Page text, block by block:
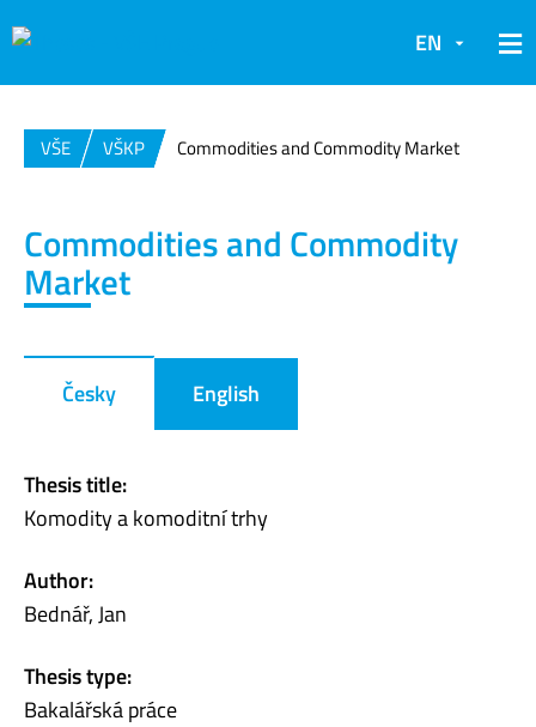
EN
VŠE VŠKP Commodities and Commodity Market
Commodities and Commodity
Market
Česky English
Thesis title:
Komodity a komoditní trhy
Author:
Bednář, Jan
Thesis type:
Bakalářská práce